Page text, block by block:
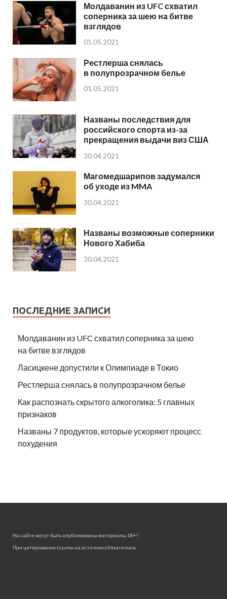
Молдаванин из UFC схватил
соперника за шею на битве
взглядов
01.05.2021
Рестлерша снялась
в полупрозрачном белье
01.05.2021
Названы последствия для
российского спорта из-за
прекращения выдачи виз США
30.04.2021
Магомедшарипов задумался
об уходе из MMA
30.04.2021
Названы возможные соперники
Нового Хабиба
30.04.2021
ПОСЛЕДНИЕ ЗАПИСИ
Молдаванин из UFC схватил соперника за шею
на битве взглядов
Ласицкене допустили к Олимпиаде в Токио
Рестлерша снялась в полупрозрачном белье
Как распознать скрытого алкоголика: 5 главных
признаков
Названы 7 продуктов, которые ускоряют процесс
похудения
На сайте могут быть опубликованы материалы 18+!
При цитировании ссылка на источник обязательна.